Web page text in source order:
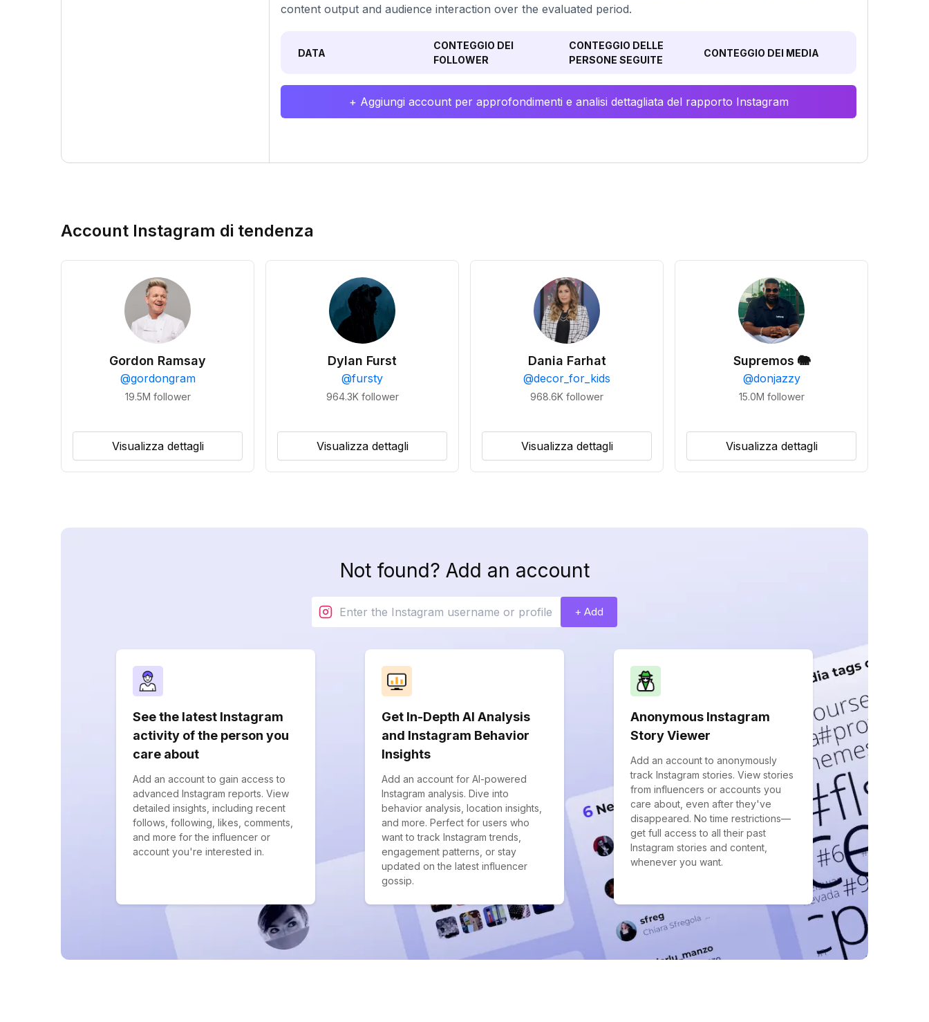
content output and audience interaction over the evaluated period.
DATA
CONTEGGIO DEI
FOLLOWER
CONTEGGIO DELLE
PERSONE SEGUITE
CONTEGGIO DEI MEDIA
+ Aggiungi account per approfondimenti e analisi dettagliata del rapporto Instagram
Account Instagram di tendenza
Gordon Ramsay
@gordongram
19.5M follower
Visualizza dettagli
Dylan Furst
@fursty
964.3K follower
Visualizza dettagli
Dania Farhat
@decor_for_kids
968.6K follower
Visualizza dettagli
Supremos 🐘
@donjazzy
15.0M follower
Visualizza dettagli
Not found? Add an account
+ Add
See the latest Instagram
activity of the person you
care about
Add an account to gain access to
advanced Instagram reports. View
detailed insights, including recent
follows, following, likes, comments,
and more for the influencer or
account you're interested in.
Get In-Depth AI Analysis
and Instagram Behavior
Insights
Add an account for AI-powered
Instagram analysis. Dive into
behavior analysis, location insights,
and more. Perfect for users who
want to track Instagram trends,
engagement patterns, or stay
updated on the latest influencer
gossip.
Anonymous Instagram
Story Viewer
Add an account to anonymously
track Instagram stories. View stories
from influencers or accounts you
care about, even after they've
disappeared. No time restrictions—
get full access to all their past
Instagram stories and content,
whenever you want.